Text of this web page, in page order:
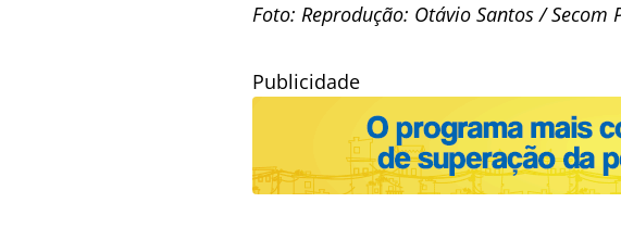
Foto: Reprodução: Otávio Santos / Secom
Publicidade